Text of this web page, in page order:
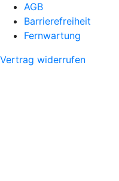
AGB
Barrierefreiheit
Fernwartung
Vertrag widerrufen